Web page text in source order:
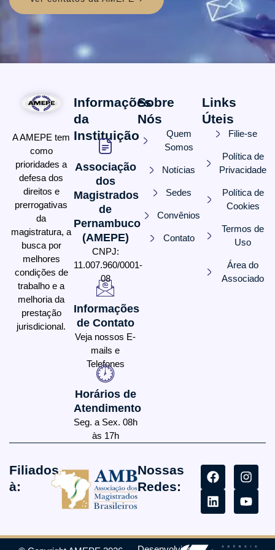
A AMEPE tem
como
prioridades a
defesa dos
direitos e
prerrogativas
da
magistratura, a
busca por
melhores
condições de
trabalho e a
melhoria da
prestação
jurisdicional.
Informações
da
Instituição
Associação
dos
Magistrados
de
Pernambuco
(AMEPE)
CNPJ:
11.007.960/0001-
08
Informações
de Contato
Veja nossos E-
mails e
Telefones
Horários de
Atendimento
Seg. a Sex. 08h
às 17h
Sobre
Nós
Quem
Somos
Notícias
Sedes
Convênios
Contato
Links
Úteis
Filie-se
Política de
Privacidade
Política de
Cookies
Termos de
Uso
Área do
Associado
Filiados
à:
Nossas
Redes: